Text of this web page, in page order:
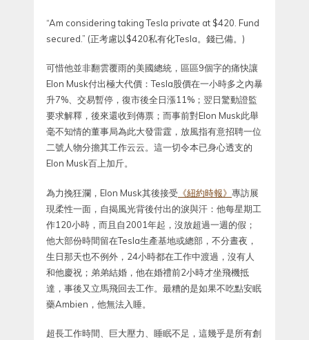
“Am considering taking Tesla private at $420. Fund
secured.” (正考慮以$420私有化Tesla。錢已備。)
可惜他並非翻雲覆雨的美國總統，區區9個字的痛快讓
Elon Musk付出極大代價：Tesla股價在一小時多之內暴
升7%、交易暫停，復市後全日漲11%；翌日驚動證監
要求解釋，後來還收到傳票；而事前對Elon Musk此舉
毫不知情的董事局為此大發雷霆，放風指有意招聘一位
二號人物分擔其工作云云。這一切令本已身心透支的
Elon Musk百上加斤。
為力挽狂瀾，Elon Musk其後接受 《紐約時報》 專訪展
現柔性一面，自揭風光背後付出的淚與汗：他每星期工
作120小時，而且自2001年起，沒放超過一週的假；
他大部份時間留在Tesla生產基地或總部，不分晝夜，
生日那天也不例外，24小時都在工作中渡過，沒有人
和他慶祝；弟弟結婚，他在婚禮前2小時才坐飛機抵
達，事後又立馬飛回去工作。最糟的是如果不吃點安眠
藥Ambien，他無法入睡。
超長工作時間、巨大壓力、睡眠不足，這幾乎是所有創